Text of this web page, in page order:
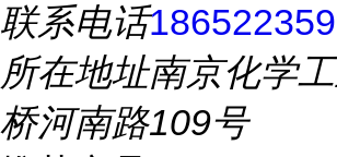
联系电话
所在地址南京化学
桥河南路109号